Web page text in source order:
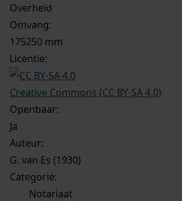
Overheid
Omvang:
175250 mm
Licentie:
Creative Commons (CC BY-SA 4.0)
Openbaar:
Ja
Auteur:
G. van Es (1930)
Categorie:
Notariaat